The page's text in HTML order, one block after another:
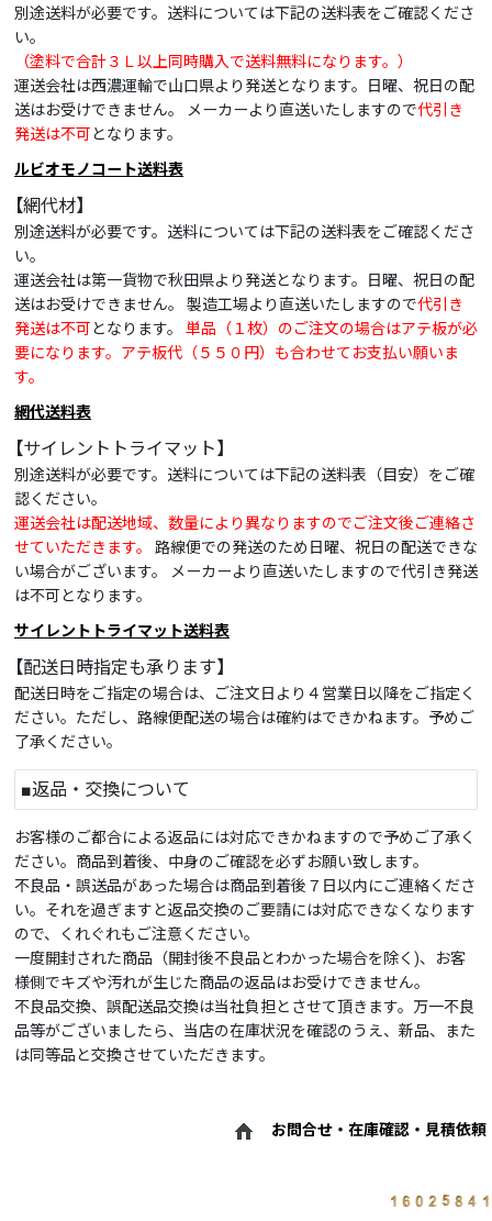
別途送料が必要です。送料については下記の送料表をご確認くださ
い。
（塗料で合計３Ｌ以上同時購入で送料無料になります。）
運送会社は西濃運輸で山口県より発送となります。日曜、祝日の配
送はお受けできません。 メーカーより直送いたしますので代引き
発送は不可となります。
ルビオモノコート送料表
【網代材】
別途送料が必要です。送料については下記の送料表をご確認くださ
い。
運送会社は第一貨物で秋田県より発送となります。日曜、祝日の配
送はお受けできません。 製造工場より直送いたしますので代引き
発送は不可となります。 単品（１枚）のご注文の場合はアテ板が必
要になります。アテ板代（５５０円）も合わせてお支払い願いま
す。
網代送料表
【サイレントトライマット】
別途送料が必要です。送料については下記の送料表（目安）をご確
認ください。
運送会社は配送地域、数量により異なりますのでご注文後ご連絡さ
せていただきます。
路線便での発送のため日曜、祝日の配送できな
い場合がございます。 メーカーより直送いたしますので代引き発送
は不可となります。
サイレントトライマット送料表
【配送日時指定も承ります】
配送日時をご指定の場合は、ご注文日より４営業日以降をご指定く
ださい。ただし、路線便配送の場合は確約はできかねます。予めご
了承ください。
■返品・交換について
お客様のご都合による返品には対応できかねますので予めご了承く
ださい。商品到着後、中身のご確認を必ずお願い致します。
不良品・誤送品があった場合は商品到着後７日以内にご連絡くださ
い。それを過ぎますと返品交換のご要請には対応できなくなります
ので、くれぐれもご注意ください。
一度開封された商品（開封後不良品とわかった場合を除く)、お客
様側でキズや汚れが生じた商品の返品はお受けできません。
不良品交換、誤配送品交換は当社負担とさせて頂きます。万一不良
品等がございましたら、当店の在庫状況を確認のうえ、新品、また
は同等品と交換させていただきます。
お問合せ・在庫確認・見積依頼